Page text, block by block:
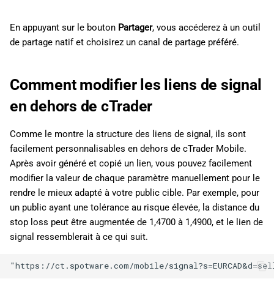
En appuyant sur le bouton Partager, vous accéderez à un outil
de partage natif et choisirez un canal de partage préféré.
Comment modifier les liens de signal
en dehors de cTrader
Comme le montre la structure des liens de signal, ils sont
facilement personnalisables en dehors de cTrader Mobile.
Après avoir généré et copié un lien, vous pouvez facilement
modifier la valeur de chaque paramètre manuellement pour le
rendre le mieux adapté à votre public cible. Par exemple, pour
un public ayant une tolérance au risque élevée, la distance du
stop loss peut être augmentée de 1,4700 à 1,4900, et le lien de
signal ressemblerait à ce qui suit.